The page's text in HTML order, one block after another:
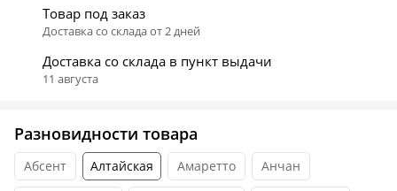
Товар под заказ
Доставка со склада от 2 дней
Доставка со склада в пункт выдачи
11 августа
Разновидности товара
Абсент Алтайская Амаретто Анчан